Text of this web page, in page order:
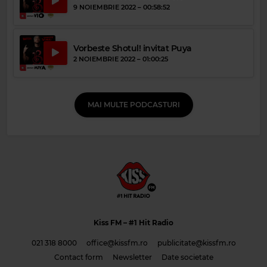
9 NOIEMBRIE 2022 – 00:58:52
Vorbeste Shotul! invitat Puya
2 NOIEMBRIE 2022 – 01:00:25
MAI MULTE PODCASTURI
Kiss FM – #1 Hit Radio
021 318 8000 office@kissfm.ro
publicitate@kissfm.ro
Contact form
Newsletter Date societate